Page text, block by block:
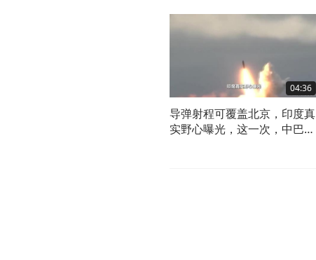
04:36
导弹射程可覆盖北京，印度真
实野心曝光，这一次，中巴反